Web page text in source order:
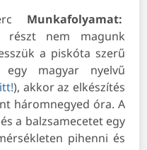
Munkafolyamat:
részt nem magunk
a piskóta szerű
egy magyar nyelvű
itt!), akkor az elkészítés
háromnegyed óra. A
a balzsamecetet egy
pihenni és